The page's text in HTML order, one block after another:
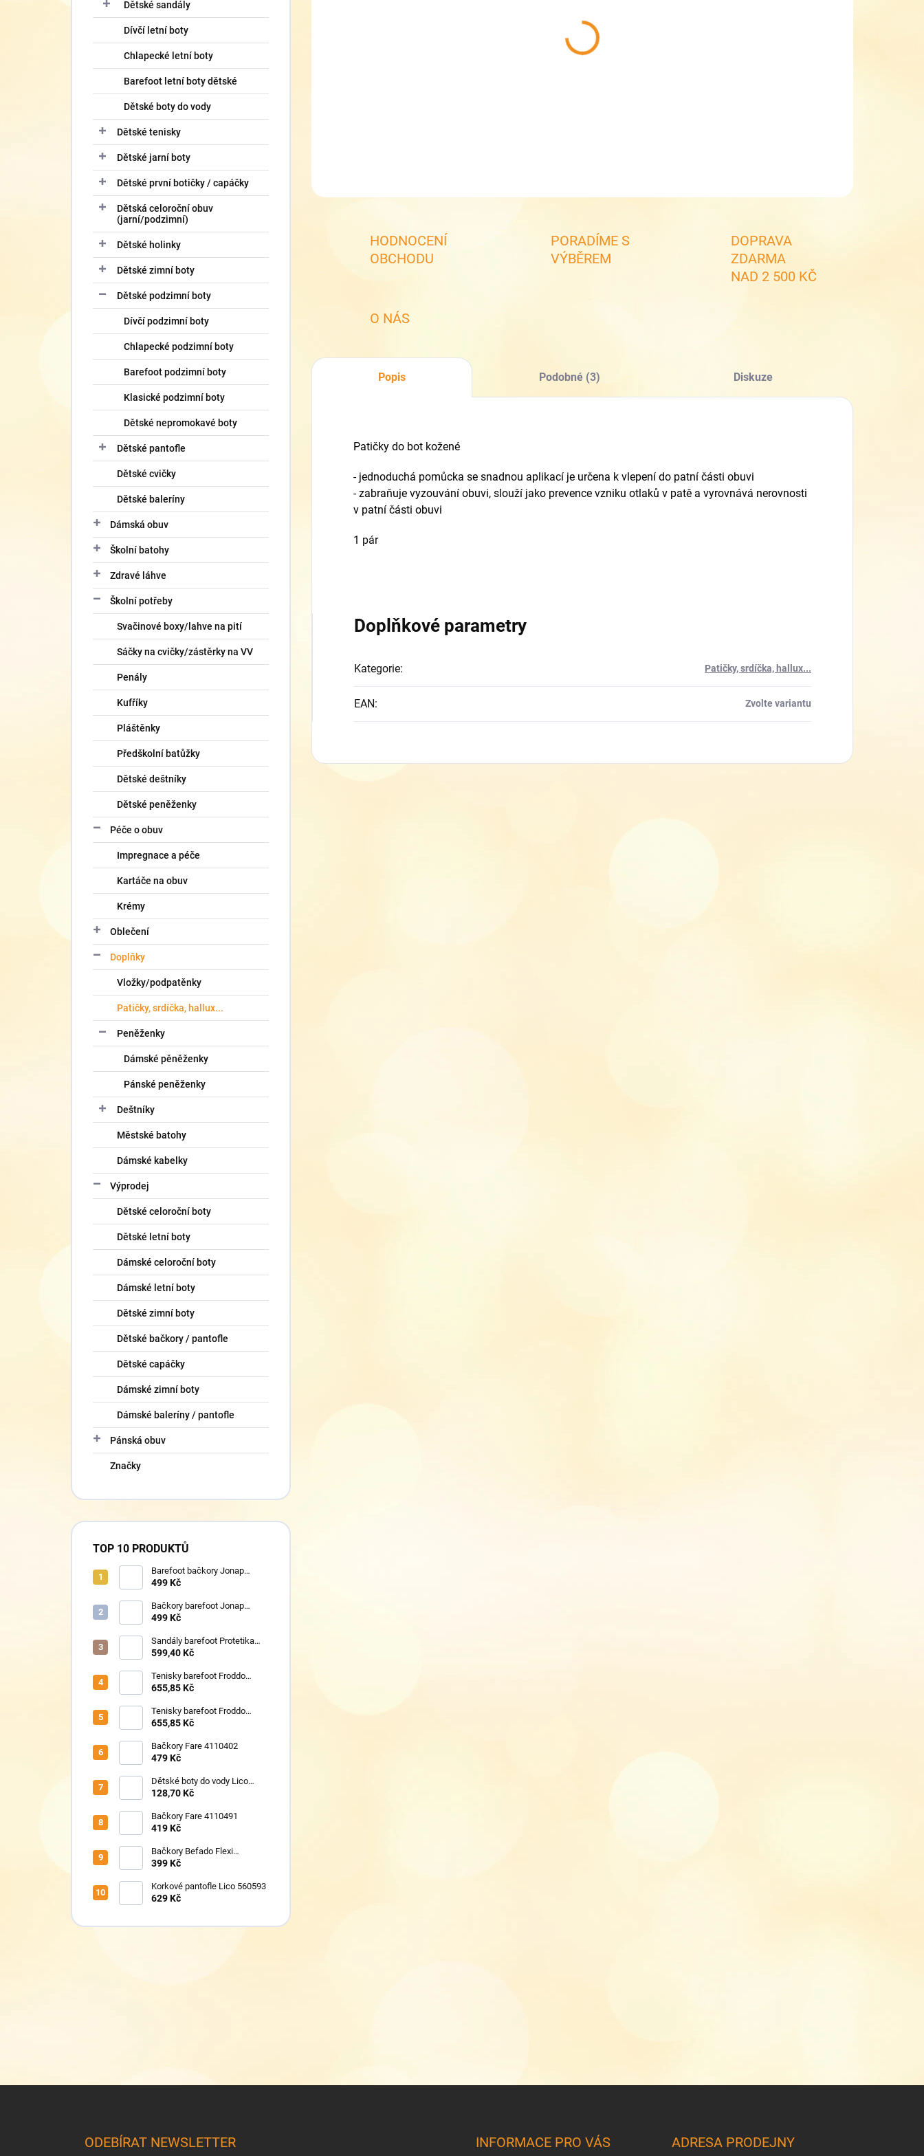
Dětské sandály
Dívčí letní boty
Chlapecké letní boty
Barefoot letní boty dětské
Dětské boty do vody
Dětské tenisky
Dětské jarní boty
Dětské první botičky / capáčky
Dětská celoroční obuv
(jarní/podzimní)
Dětské holinky
Dětské zimní boty
Dětské podzimní boty
Dívčí podzimní boty
Chlapecké podzimní boty
Barefoot podzimní boty
Klasické podzimní boty
Dětské nepromokavé boty
Dětské pantofle
Dětské cvičky
Dětské baleríny
Dámská obuv
Školní batohy
Zdravé láhve
Školní potřeby
Svačinové boxy/lahve na pití
Sáčky na cvičky/zástěrky na VV
Penály
Kufříky
Pláštěnky
Předškolní batůžky
Dětské deštníky
Dětské peněženky
Péče o obuv
Impregnace a péče
Kartáče na obuv
Krémy
Oblečení
Doplňky
Vložky/podpatěnky
Patičky, srdíčka, hallux...
Peněženky
Dámské pěněženky
Pánské peněženky
Deštníky
Městské batohy
Dámské kabelky
Výprodej
Dětské celoroční boty
Dětské letní boty
Dámské celoroční boty
Dámské letní boty
Dětské zimní boty
Dětské bačkory / pantofle
Dětské capáčky
Dámské zimní boty
Dámské baleríny / pantofle
Pánská obuv
Značky
TOP 10 PRODUKTŮ
Barefoot bačkory Jonap
Home New fialová kočička
499 Kč
Bačkory barefoot Jonap
Home New Police
499 Kč
Sandály barefoot Protetika
TAFI pink uni
599,40 Kč
Tenisky barefoot Froddo
G1700440-17 Mint
655,85 Kč
Tenisky barefoot Froddo
G1700440-8 Grey+
655,85 Kč
Bačkory Fare 4110402
479 Kč
Dětské boty do vody Lico
430124 růžové
128,70 Kč
Bačkory Fare 4110491
419 Kč
Bačkory Befado Flexi
627P023
399 Kč
Korkové pantofle Lico 560593
629 Kč
HODNOCENÍ
OBCHODU
PORADÍME S
VÝBĚREM
DOPRAVA
ZDARMA
NAD 2 500 KČ
O NÁS
Popis Podobné (3) Diskuze
Patičky do bot kožené
- jednoduchá pomůcka se snadnou aplikací je určena k vlepení do patní části obuvi
- zabraňuje vyzouvání obuvi, slouží jako prevence vzniku otlaků v patě a vyrovnává nerovnosti
v patní části obuvi
1 pár
Doplňkové parametry
Kategorie: Patičky, srdíčka, hallux...
EAN: Zvolte variantu
ODEBÍRAT NEWSLETTER INFORMACE PRO VÁS ADRESA PRODEJNY